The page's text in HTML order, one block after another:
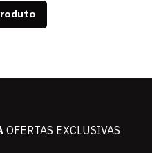
OFERTAS EXCLUSIVAS